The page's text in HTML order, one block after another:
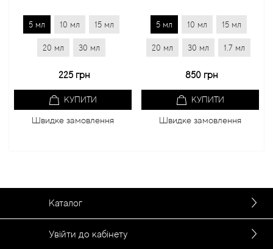
5 мл 10 мл 15 мл
20 мл 30 мл
225 грн
КУПИТИ
Швидке замовлення
5 мл 10 мл 15 мл
20 мл 30 мл 1.7 мл
850 грн
КУПИТИ
Швидке замовлення
Каталог
Увійти до кабінету